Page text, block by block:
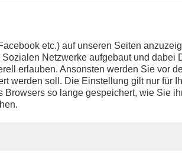
etc.) auf unseren Seiten
Netzwerke aufgebaut und dabei
erlauben. Ansonsten werden Sie vor
werden soll. Die Einstellung gilt nur für
so lange gespeichert, wie Sie